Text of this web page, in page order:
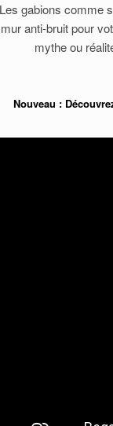
gabions comme
mur anti-bruit pour
mythe ou
Nouveau :